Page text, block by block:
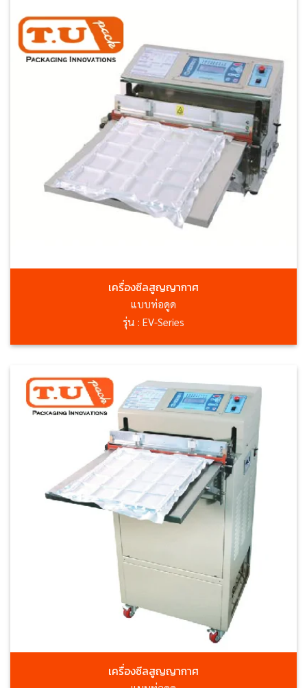
เครื่องซีลสูญญากาศ
แบบท่อดูด
รุ่น : EV-Series
เครื่องซีลสูญญากาศ